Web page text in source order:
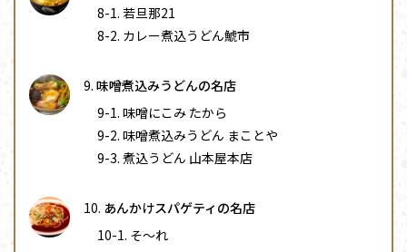
若旦那21
カレー煮込うどん鯱市
味噌煮込みうどんの名店
味噌にこみ たから
味噌煮込みうどん まことや
煮込うどん 山本屋本店
あんかけスパゲティの名店
そ〜れ